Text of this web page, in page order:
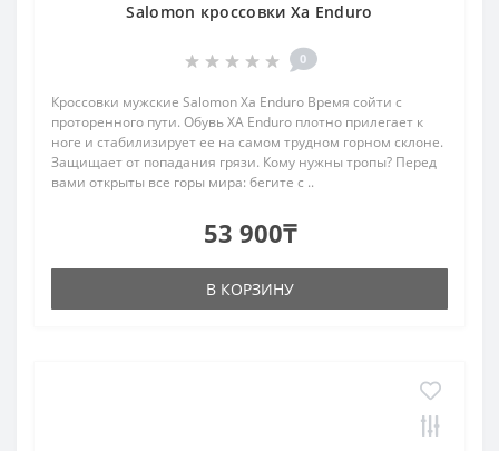
Salomon кроссовки Xa Enduro
0
Кроссовки мужские Salomon Xa Enduro Время сойти с
проторенного пути. Обувь XA Enduro плотно прилегает к
ноге и стабилизирует ее на самом трудном горном склоне.
Защищает от попадания грязи. Кому нужны тропы? Перед
вами открыты все горы мира: бегите с ..
53 900₸
В КОРЗИНУ